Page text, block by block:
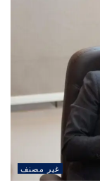
غير مصنف